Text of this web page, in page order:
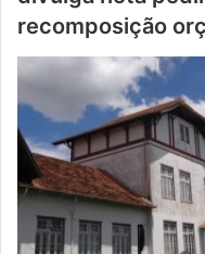
recomposição